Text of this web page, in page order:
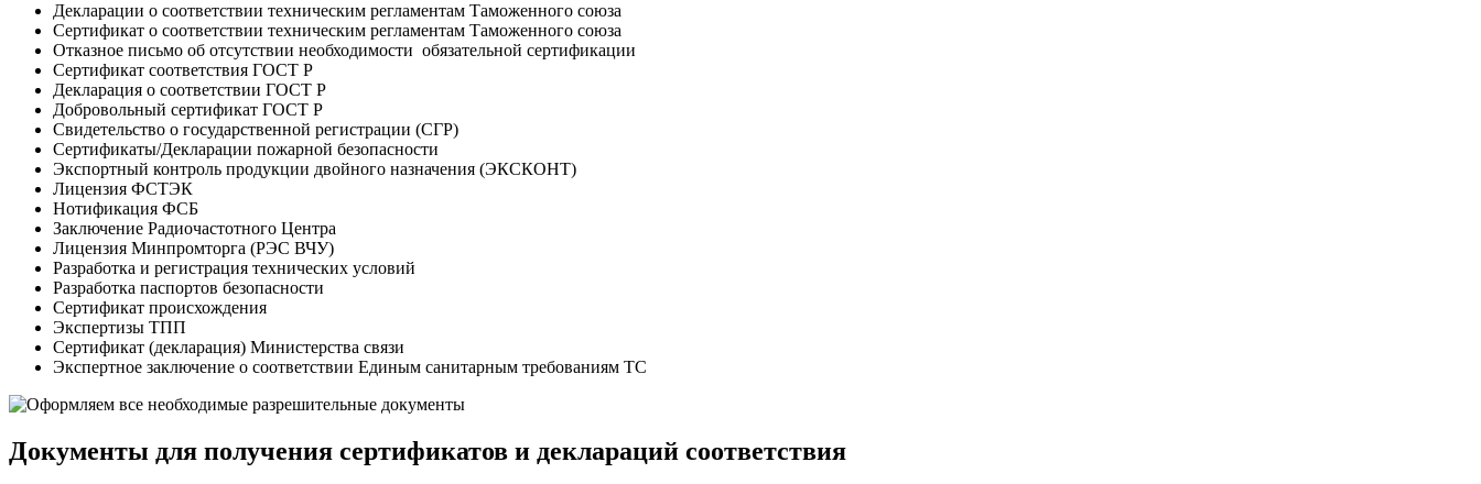
Декларации о соответствии техническим регламентам Таможенного союза
Сертификат о соответствии техническим регламентам Таможенного союза
Отказное письмо об отсутствии необходимости обязательной сертификации
Сертификат соответствия ГОСТ Р
Декларация о соответствии ГОСТ Р
Добровольный сертификат ГОСТ Р
Свидетельство о государственной регистрации (СГР)
Сертификаты/Декларации пожарной безопасности
Экспортный контроль продукции двойного назначения (ЭКСКОНТ)
Лицензия ФСТЭК
Нотификация ФСБ
Заключение Радиочастотного Центра
Лицензия Минпромторга (РЭС ВЧУ)
Разработка и регистрация технических условий
Разработка паспортов безопасности
Сертификат происхождения
Экспертизы ТПП
Сертификат (декларация) Министерства связи
Экспертное заключение о соответствии Единым санитарным требованиям ТС
Документы для получения сертификатов и деклараций соответствия